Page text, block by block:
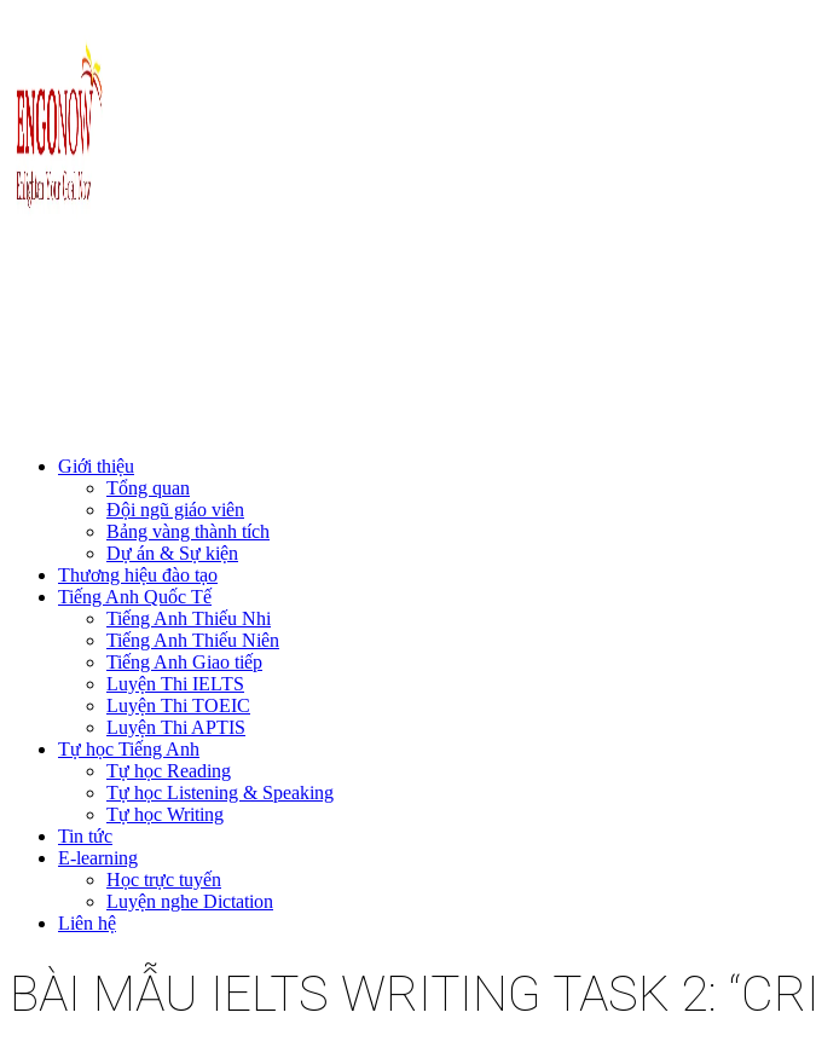
Giới thiệu
Tổng quan
Đội ngũ giáo viên
Bảng vàng thành tích
Dự án & Sự kiện
Thương hiệu đào tạo
Tiếng Anh Quốc Tế
Tiếng Anh Thiếu Nhi
Tiếng Anh Thiếu Niên
Tiếng Anh Giao tiếp
Luyện Thi IELTS
Luyện Thi TOEIC
Luyện Thi APTIS
Tự học Tiếng Anh
Tự học Reading
Tự học Listening & Speaking
Tự học Writing
Tin tức
E-learning
Học trực tuyến
Luyện nghe Dictation
Liên hệ
BÀI MẪU IELTS WRITING TASK 2: